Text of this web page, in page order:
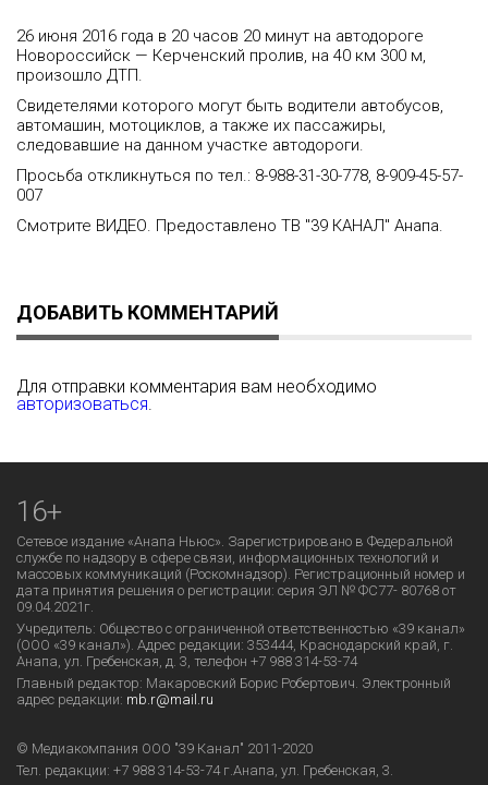
26 июня 2016 года в 20 часов 20 минут на автодороге
Новороссийск — Керченский пролив, на 40 км 300 м,
произошло ДТП.
Свидетелями которого могут быть водители автобусов,
автомашин, мотоциклов, а также их пассажиры,
следовавшие на данном участке автодороги.
Просьба откликнуться по тел.: 8-988-31-30-778, 8-909-45-57-
007
Смотрите ВИДЕО. Предоставлено ТВ "39 КАНАЛ" Анапа.
ДОБАВИТЬ КОММЕНТАРИЙ
Для отправки комментария вам необходимо
авторизоваться.
16+
Сетевое издание «Анапа Ньюс». Зарегистрировано в Федеральной
службе по надзору в сфере связи, информационных технологий и
массовых коммуникаций (Роскомнадзор). Регистрационный номер и
дата принятия решения о регистрации: серия ЭЛ № ФС77- 80768 от
09.04.2021г.
Учредитель: Общество с ограниченной ответственностью «39 канал»
(ООО «39 канал»). Адрес редакции: 353444, Краснодарский край, г.
Анапа, ул. Гребенская, д. 3, телефон +7 988 314-53-74
Главный редактор: Макаровский Борис Робертович. Электронный
адрес редакции: mb.r@mail.ru
© Медиакомпания ООО "39 Канал" 2011-2020
Тел. редакции: +7 988 314-53-74 г.Анапа, ул. Гребенская, 3.